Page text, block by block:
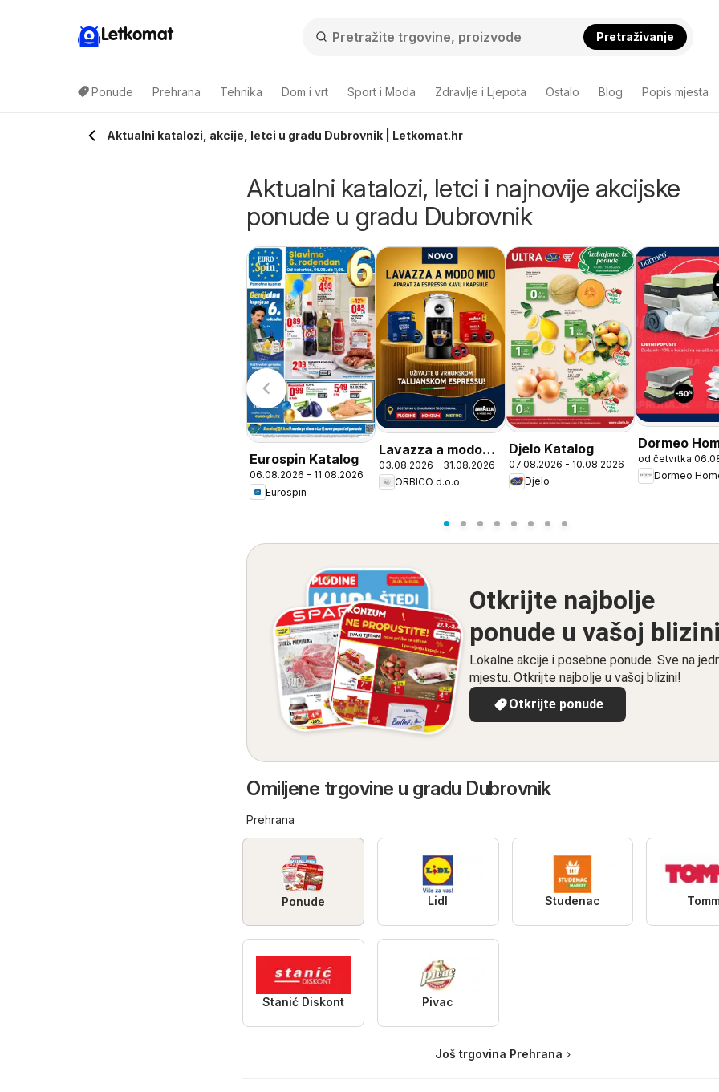
Letkomat Pretraživanje
Ponude Prehrana Tehnika Dom i vrt Sport i Moda Zdravlje i Ljepota Ostalo Blog Popis mjesta
Aktualni katalozi, akcije, letci u gradu Dubrovnik | Letkomat.hr
Aktualni katalozi, letci i najnovije akcijske
ponude u gradu Dubrovnik
Eurospin Katalog
06.08.2026 - 11.08.2026
Eurospin
Lavazza a modo
mio
03.08.2026 - 31.08.2026
ORBICO d.o.o.
Djelo Katalog
07.08.2026 - 10.08.2026
Djelo
Dormeo
Katalog
od četvrtka
Dormeo
Otkrijte najbolje
ponude u vašoj
Lokalne akcije i posebne ponude. Sve na
mjestu. Otkrijte najbolje u vašoj blizini!
Otkrijte ponude
Omiljene trgovine u gradu Dubrovnik
Prehrana
Ponude Lidl Studenac
Stanić Diskont Pivac
Još trgovina Prehrana